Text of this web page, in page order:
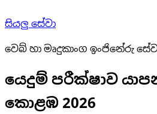
සියලු සේවා
වෙබ් හා මෘදුකාංග ඉංජිනේරු
යෙදුම් පරීක්ෂාව
කොළඹ 2026